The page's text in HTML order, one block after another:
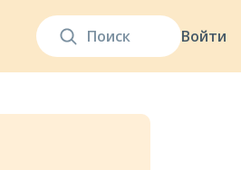
Войти